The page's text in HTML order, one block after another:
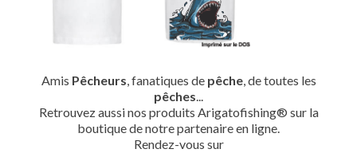
Amis Pêcheurs, fanatiques de pêche, de toutes les
pêches...
Retrouvez aussi nos produits Arigatofishing® sur la
boutique de notre partenaire en ligne.
Rendez-vous sur